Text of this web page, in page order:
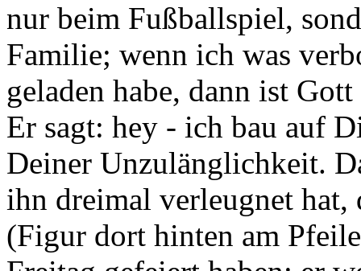
nur beim Fußballspiel,
Familie; wenn ich was
geladen habe, dann ist
Er sagt: hey - ich bau auf
Deiner Unzulänglichkeit.
ihn dreimal verleugnet hat,
(Figur dort hinten am